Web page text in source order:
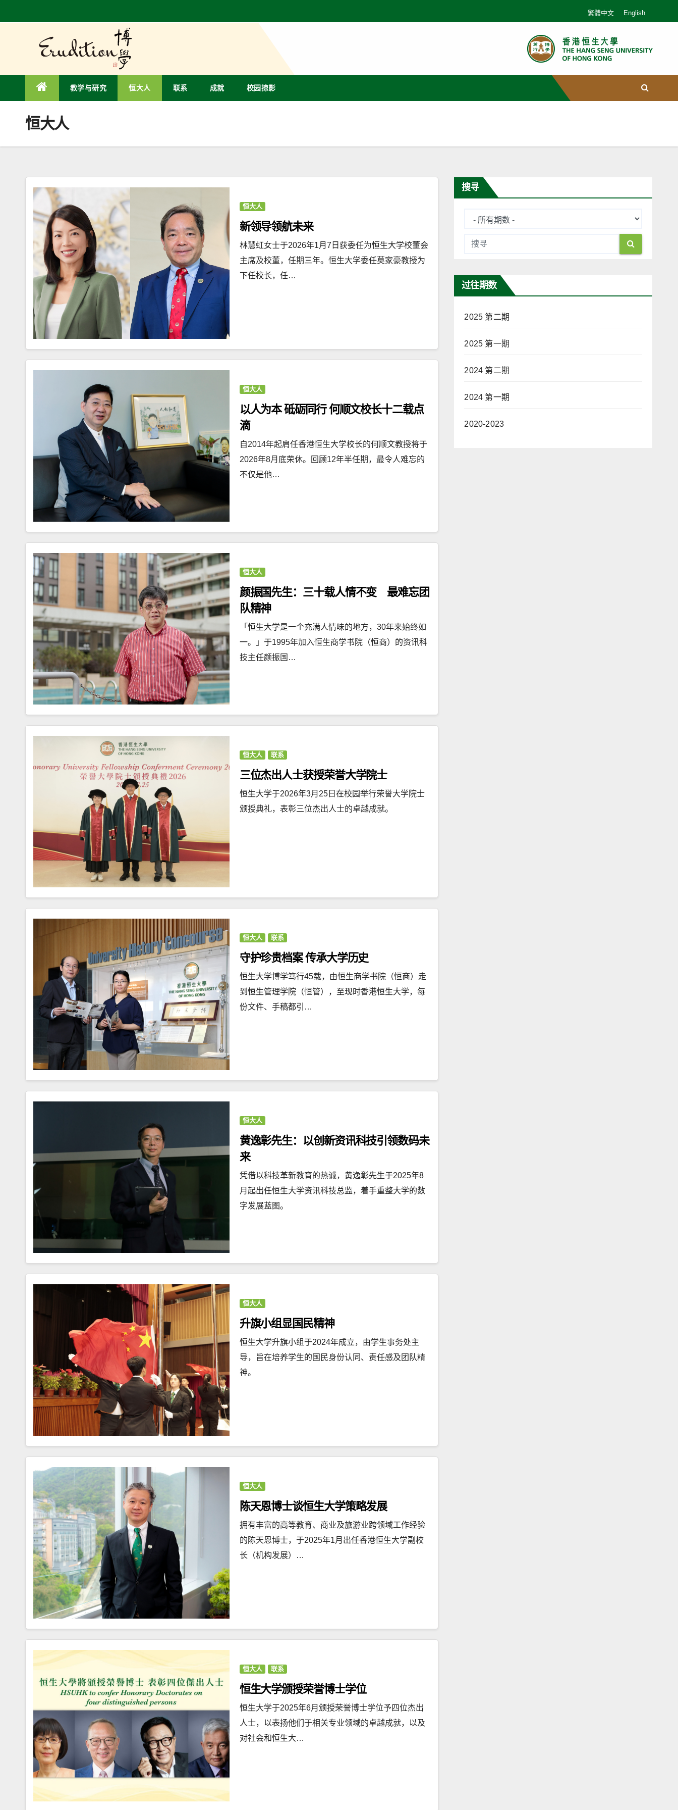
to
繁體中文 English
教学与研究 恒大人 联系 成就 校园掠影
恒大人
恒大人
新领导领航未来
林慧虹女士于2026年1月7日获委任为恒生大学校董会
主席及校董，任期三年。恒生大学委任莫家豪教授为
下任校长，任…
恒大人
以人为本 砥砺同行 何顺文校长十二载点
滴
自2014年起肩任香港恒生大学校长的何顺文教授将于
2026年8月底荣休。回顾12年半任期，最令人难忘的
不仅是他…
恒大人
颜振国先生：三十载人情不变 最难忘团
队精神
「恒生大学是一个充满人情味的地方，30年来始终如
一。」于1995年加入恒生商学书院（恒商）的资讯科
技主任颜振国…
恒大人 联系
三位杰出人士获授荣誉大学院士
恒生大学于2026年3月25日在校园举行荣誉大学院士
颁授典礼，表彰三位杰出人士的卓越成就。
恒大人 联系
守护珍贵档案 传承大学历史
恒生大学博学笃行45载，由恒生商学书院（恒商）走
到恒生管理学院（恒管），至现时香港恒生大学，每
份文件、手稿都引…
恒大人
黄逸彰先生：以创新资讯科技引领数码未
来
凭借以科技革新教育的热诚，黄逸彰先生于2025年8
月起出任恒生大学资讯科技总监，着手重整大学的数
字发展蓝图。
恒大人
升旗小组显国民精神
恒生大学升旗小组于2024年成立，由学生事务处主
导，旨在培养学生的国民身份认同、责任感及团队精
神。
恒大人
陈天恩博士谈恒生大学策略发展
拥有丰富的高等教育、商业及旅游业跨领域工作经验
的陈天恩博士，于2025年1月出任香港恒生大学副校
长（机构发展）…
恒大人 联系
恒生大学颁授荣誉博士学位
恒生大学于2025年6月颁授荣誉博士学位予四位杰出
人士，以表扬他们于相关专业领域的卓越成就，以及
对社会和恒生大…
搜寻
过往期数
2025 第二期
2025 第一期
2024 第二期
2024 第一期
2020-2023